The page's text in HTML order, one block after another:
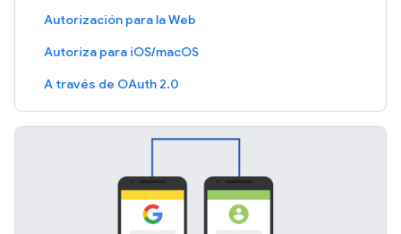
Autorización para la Web
Autoriza para iOS/macOS
A través de OAuth 2.0